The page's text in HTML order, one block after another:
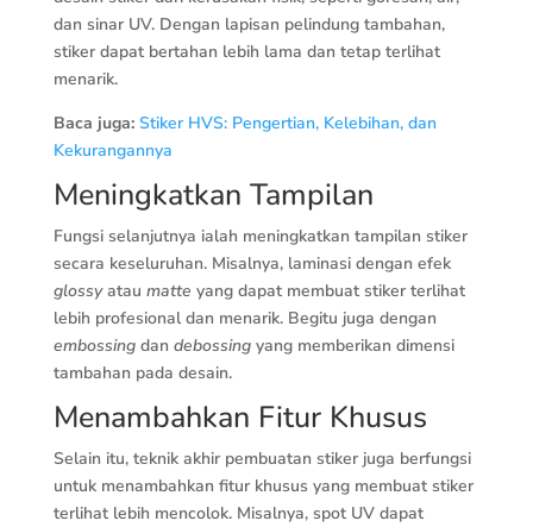
dan sinar UV. Dengan lapisan pelindung tambahan,
stiker dapat bertahan lebih lama dan tetap terlihat
menarik.
Baca juga: Stiker HVS: Pengertian, Kelebihan, dan
Kekurangannya
Meningkatkan Tampilan
Fungsi selanjutnya ialah meningkatkan tampilan stiker
secara keseluruhan. Misalnya, laminasi dengan efek
glossyatau matte yang dapat membuat stiker terlihat
lebih profesional dan menarik. Begitu juga dengan
embossingdan debossingyang memberikan dimensi
tambahan pada desain.
Menambahkan Fitur Khusus
Selain itu, teknik akhir pembuatan stiker juga berfungsi
untuk menambahkan fitur khusus yang membuat stiker
terlihat lebih mencolok. Misalnya, spot UV dapat